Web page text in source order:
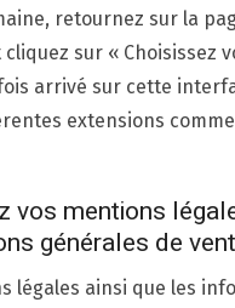
retournez sur la
sur « Choisissez
arrivé sur cette
extensions
vos mentions
générales de
légales ainsi que les